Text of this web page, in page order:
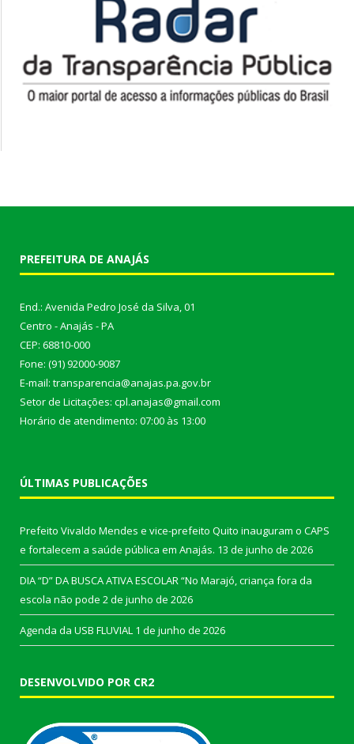
PREFEITURA DE ANAJÁS
End.: Avenida Pedro José da Silva, 01
Centro - Anajás - PA
CEP: 68810-000
Fone: (91) 92000-9087
E-mail: transparencia@anajas.pa.gov.br
Setor de Licitações: cpl.anajas@gmail.com
Horário de atendimento: 07:00 às 13:00
ÚLTIMAS PUBLICAÇÕES
Prefeito Vivaldo Mendes e vice-prefeito Quito inauguram o CAPS
e fortalecem a saúde pública em Anajás. 13 de junho de 2026
DIA “D” DA BUSCA ATIVA ESCOLAR “No Marajó, criança fora da
escola não pode 2 de junho de 2026
Agenda da USB FLUVIAL 1 de junho de 2026
DESENVOLVIDO POR CR2